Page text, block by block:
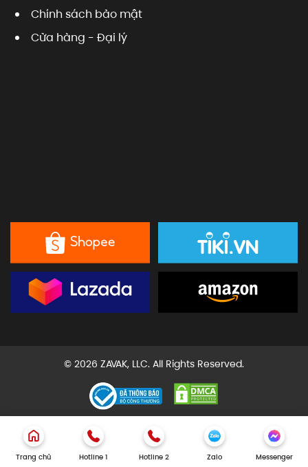
Chính sách bảo mật
Cửa hàng - Đại lý
© 2026 ZAVAK, LLC. All Rights Reserved.
Trang chủ Hotline 1 Hotline 2 Zalo Messenger